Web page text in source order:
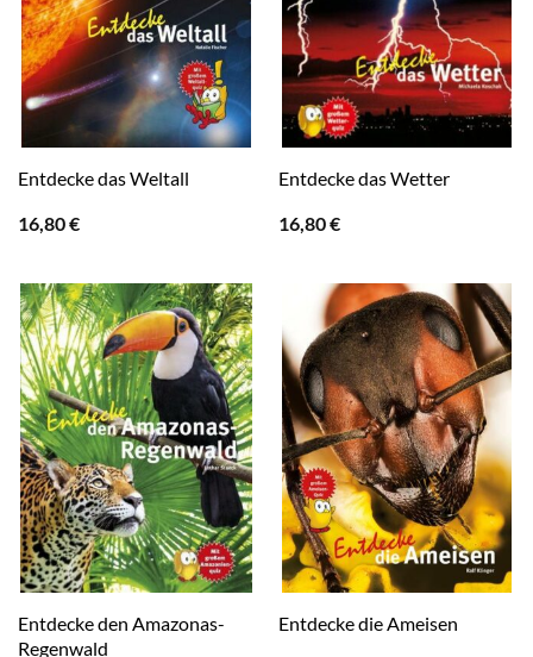
Entdecke das Weltall
16,80€
Entdecke das Wetter
16,80€
Entdecke den Amazonas-
Regenwald
Entdecke die Ameisen